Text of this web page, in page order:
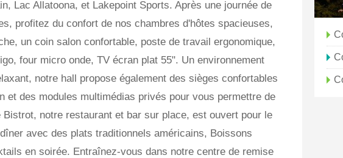
Lac Allatoona, et Lakepoint Sports. Après une journée de
profitez du confort de nos chambres d'hôtes spacieuses,
un coin salon confortable, poste de travail ergonomique,
four micro onde, TV écran plat 55". Un environnement
notre hall propose également des sièges confortables
et des modules multimédias privés pour vous permettre de
Bistrot, notre restaurant et bar sur place, est ouvert pour le
avec des plats traditionnels américains, Boissons
en soirée. Entraînez-vous dans notre centre de remise